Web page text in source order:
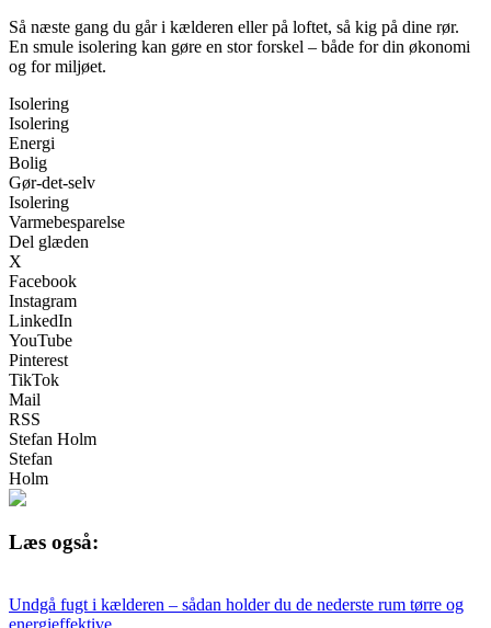
Så næste gang du går i kælderen eller på loftet, så kig på dine rør.
En smule isolering kan gøre en stor forskel – både for din økonomi
og for miljøet.
Isolering
Isolering
Energi
Bolig
Gør‑det‑selv
Isolering
Varmebesparelse
Del glæden
X
Facebook
Instagram
LinkedIn
YouTube
Pinterest
TikTok
Mail
RSS
Stefan Holm
Stefan
Holm
Læs også:
Undgå fugt i kælderen – sådan holder du de nederste rum tørre og